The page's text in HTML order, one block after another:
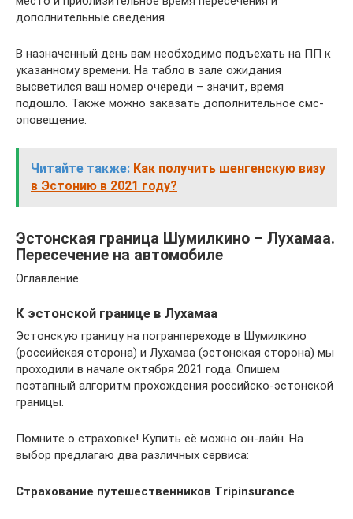
дополнительные сведения.
В назначенный день вам необходимо подъехать на ПП к
указанному времени. На табло в зале ожидания
высветился ваш номер очереди – значит, время
подошло. Также можно заказать дополнительное смс-
оповещение.
Читайте также: Как получить шенгенскую визу
в Эстонию в 2021 году?
Эстонская граница Шумилкино – Лухамаа.
Пересечение на автомобиле
Оглавление
К эстонской границе в Лухамаа
Эстонскую границу на погранпереходе в Шумилкино
(российская сторона) и Лухамаа (эстонская сторона) мы
проходили в начале октября 2021 года. Опишем
поэтапный алгоритм прохождения российско-эстонской
границы.
Помните о страховке! Купить её можно он-лайн. На
выбор предлагаю два различных сервиса:
Страхование путешественников Тripinsurance